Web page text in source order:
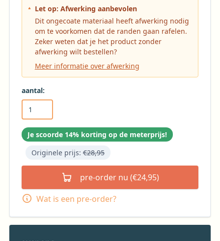
Let op: Afwerking aanbevolen
Dit ongecoate materiaal heeft afwerking nodig
om te voorkomen dat de randen gaan rafelen.
Zeker weten dat je het product zonder
afwerking wilt bestellen?
Meer informatie over afwerking
aantal:
Je scoorde 14% korting op de meterprijs!
Originele prijs:€28,95
pre-order nu (€24,95)
Wat is een pre-order?